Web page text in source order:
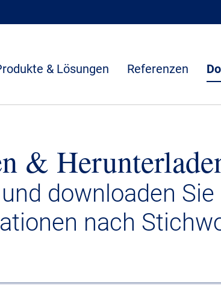
& Lösungen Referenzen
&
downloaden
nach